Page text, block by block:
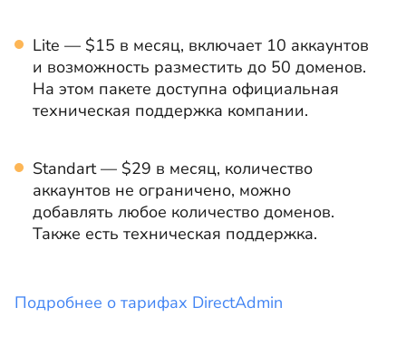
Lite — $15 в месяц, включает 10 аккаунтов
и возможность разместить до 50 доменов.
На этом пакете доступна официальная
техническая поддержка компании.
Standart — $29 в месяц, количество
аккаунтов не ограничено, можно
добавлять любое количество доменов.
Также есть техническая поддержка.
Подробнее о тарифах DirectAdmin